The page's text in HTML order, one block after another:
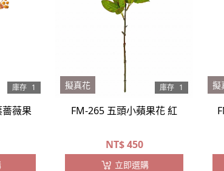
庫存 1
薇果
庫存 1
擬真花
FM-265 五頭小蘋果花 紅
NT$450
立即選購
擬